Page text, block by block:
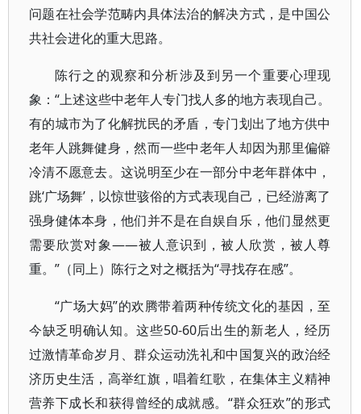
问题在社会学范畴内具体法治的解决方式，是中国公
共社会进化的重大思路。
陈行之的观察和分析涉及到另一个重要心理现
象：“上述这些中老年人专门找人多的地方表现自己。
有的城市为了化解扰民的矛盾，专门划出了地方供中
老年人跳舞健身，然而一些中老年人却因为那里偏僻
冷清不愿意去。这说明至少在一部分中老年群体中，
跳‘广场舞’，以惊世骇俗的方式表现自己，已经游离了
强身健体本身，他们并不是在自娱自乐，他们显然更
需要欣赏对象——被人意识到，被人欣赏，被人尊
重。”（同上）陈行之对之概括为“寻找存在感”。
“广场大妈”的欢腾带着两种传统文化的基因，至
今缺乏明确认知。这些50-60后出生的新老人，经历
过激情革命岁月、群众运动洗礼和中国复兴的政治经
济历史生活，高举红旗，唱着红歌，在集体主义精神
营养下成长和获得曾经的成就感。“群众狂欢”的形式